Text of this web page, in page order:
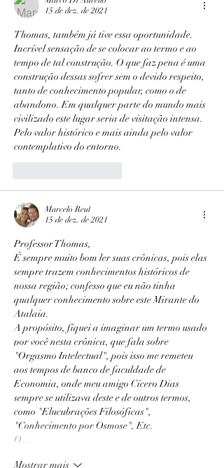
15 de dez. de 2021
Thomas, também já tive essa oportunidade.
Incrível sensação de se colocar ao termo e ao
tempo de tal construção. O que faz pena é uma
construção dessas sofrer sem o devido respeito,
tanto de conhecimento popular, como o de
abandono. Em qualquer parte do mundo mais
civilizado este lugar seria de visitação intensa.
Pelo valor histórico e mais ainda pelo valor
contemplativo do entorno.
Marcelo Reul
15 de dez. de 2021
Professor Thomas,
É sempre muito bom ler suas crônicas, pois elas
sempre trazem conhecimentos históricos de
nossa região; confesso que eu não tinha
qualquer conhecimento sobre este Mirante do
Atalaia.
A propósito, fiquei a imaginar um termo usado
por você nesta crônica, que fala sobre
"Orgasmo Intelectual", pois isso me remeteu
aos tempos de banco de faculdade de
Economia, onde meu amigo Cícero Dias
sempre se utilizava deste e de outros termos,
como "Elucubrações Filosóficas",
"Conhecimento por Osmose", Etc.
O…
Mostrar mais